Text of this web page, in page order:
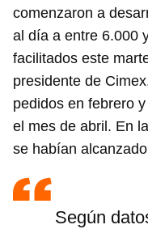
comenzaron a
al día a entre 6.000
facilitados este
presidente de
pedidos en febrero
el mes de abril. En
se habían
Según